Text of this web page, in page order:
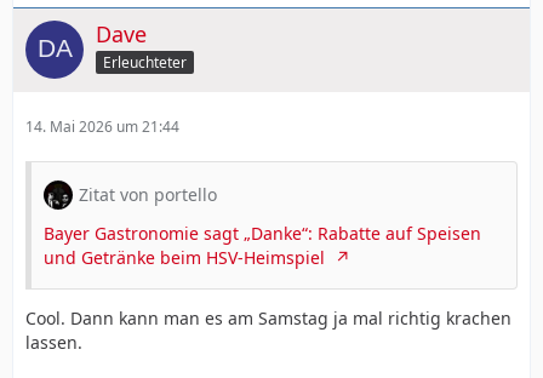
Dave
Erleuchteter
14. Mai 2026 um 21:44
Zitat von portello
Bayer Gastronomie sagt „Danke“: Rabatte auf Speisen
und Getränke beim HSV-Heimspiel
Cool. Dann kann man es am Samstag ja mal richtig krachen
lassen.